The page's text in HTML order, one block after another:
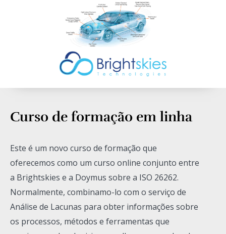
Curso de formação em linha
Este é um novo curso de formação que
oferecemos como um curso online conjunto entre
a Brightskies e a Doymus sobre a ISO 26262.
Normalmente, combinamo-lo com o serviço de
Análise de Lacunas para obter informações sobre
os processos, métodos e ferramentas que